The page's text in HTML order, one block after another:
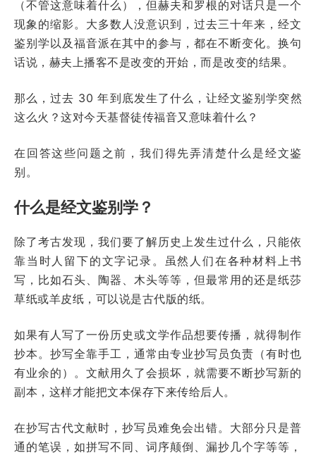
（不管这意味着什么），但赫夫和罗根的对话只是一个
现象的缩影。大多数人没意识到，过去三十年来，经文
鉴别学以及福音派在其中的参与，都在不断变化。换句
话说，赫夫上播客不是改变的开始，而是改变的结果。
那么，过去 30 年到底发生了什么，让经文鉴别学突然
这么火？这对今天基督徒传福音又意味着什么？
在回答这些问题之前，我们得先弄清楚什么是经文鉴
别。
什么是经文鉴别学？
除了考古发现，我们要了解历史上发生过什么，只能依
靠当时人留下的文字记录。虽然人们在各种材料上书
写，比如石头、陶器、木头等等，但最常用的还是纸莎
草纸或羊皮纸，可以说是古代版的纸。
如果有人写了一份历史或文学作品想要传播，就得制作
抄本。抄写全靠手工，通常由专业抄写员负责（有时也
有业余的）。文献用久了会损坏，就需要不断抄写新的
副本，这样才能把文本保存下来传给后人。
在抄写古代文献时，抄写员难免会出错。大部分只是普
通的笔误，如拼写不同、词序颠倒、漏抄几个字等等，